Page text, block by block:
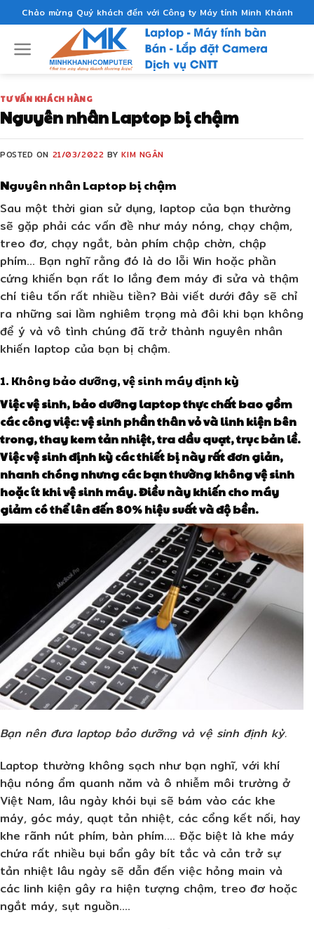
to
content
Chào mừng Quý khách đến với Công ty Máy tính Minh Khánh
TƯ VẤN KHÁCH HÀNG
Nguyên nhân Laptop bị chậm
POSTED ON 21/03/2022 BYKIM NGÂN
Nguyên nhân Laptop bị chậm
Sau một thời gian sử dụng, laptop của bạn thường
sẽ gặp phải các vấn đề như máy nóng, chạy chậm,
treo đơ, chạy ngắt, bàn phím chập chờn, chập
phím… Bạn nghĩ rằng đó là do lỗi Win hoặc phần
cứng khiến bạn rất lo lắng đem máy đi sửa và thậm
chí tiêu tốn rất nhiều tiền? Bài viết dưới đây sẽ chỉ
ra những sai lầm nghiêm trọng mà đôi khi bạn không
để ý và vô tình chúng đã trở thành nguyên nhân
khiến laptop của bạn bị chậm.
1. Không bảo dưỡng, vệ sinh máy định kỳ
Việc vệ sinh, bảo dưỡng laptop thực chất bao gồm
các công việc: vệ sinh phần thân vỏ và linh kiện bên
trong, thay kem tản nhiệt, tra dầu quạt, trục bản lề.
Việc vệ sinh định kỳ các thiết bị này rất đơn giản,
nhanh chóng nhưng các bạn thường không vệ sinh
hoặc ít khi vệ sinh máy. Điều này khiến cho máy
giảm có thể lên đến 80% hiệu suất và độ bền.
Bạn nên đưa laptop bảo dưỡng và vệ sinh định kỳ.
Laptop thường không sạch như bạn nghĩ, với khí
hậu nóng ẩm quanh năm và ô nhiễm môi trường ở
Việt Nam, lâu ngày khói bụi sẽ bám vào các khe
máy, góc máy, quạt tản nhiệt, các cổng kết nối, hay
khe rãnh nút phím, bàn phím…. Đặc biệt là khe máy
chứa rất nhiều bụi bẩn gây bít tắc và cản trở sự
tản nhiệt lâu ngày sẽ dẫn đến việc hỏng main và
các linh kiện gây ra hiện tượng chậm, treo đơ hoặc
ngắt máy, sụt nguồn….